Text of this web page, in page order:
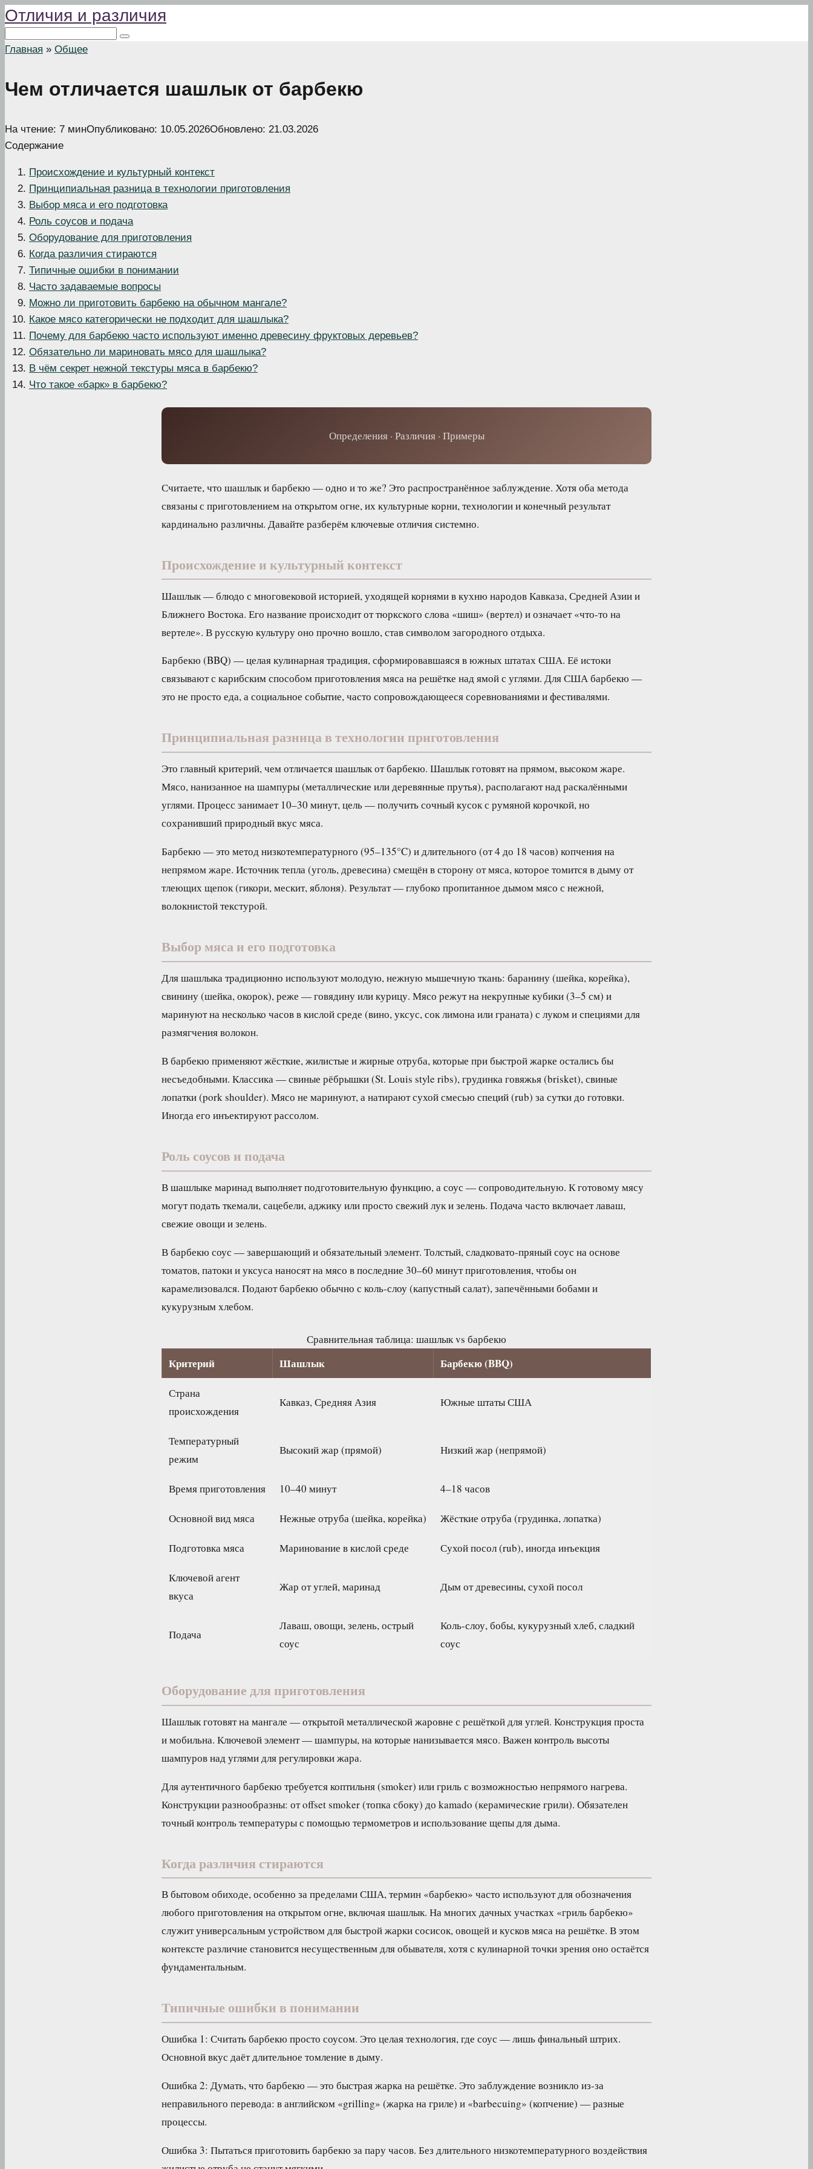
Перейти
к
контенту
Отличия и различия
Главная » Общее
Чем отличается шашлык от барбекю
На чтение: 7 минОпубликовано: 10.05.2026Обновлено: 21.03.2026
Содержание
Происхождение и культурный контекст
Принципиальная разница в технологии приготовления
Выбор мяса и его подготовка
Роль соусов и подача
Оборудование для приготовления
Когда различия стираются
Типичные ошибки в понимании
Часто задаваемые вопросы
Можно ли приготовить барбекю на обычном мангале?
Какое мясо категорически не подходит для шашлыка?
Почему для барбекю часто используют именно древесину фруктовых деревьев?
Обязательно ли мариновать мясо для шашлыка?
В чём секрет нежной текстуры мяса в барбекю?
Что такое «барк» в барбекю?
Определения · Различия · Примеры
Считаете, что шашлык и барбекю — одно и то же? Это распространённое заблуждение. Хотя оба метода
связаны с приготовлением на открытом огне, их культурные корни, технологии и конечный результат
кардинально различны. Давайте разберём ключевые отличия системно.
Происхождение и культурный контекст
Шашлык — блюдо с многовековой историей, уходящей корнями в кухню народов Кавказа, Средней Азии и
Ближнего Востока. Его название происходит от тюркского слова «шиш» (вертел) и означает «что-то на
вертеле». В русскую культуру оно прочно вошло, став символом загородного отдыха.
Барбекю (BBQ) — целая кулинарная традиция, сформировавшаяся в южных штатах США. Её истоки
связывают с карибским способом приготовления мяса на решётке над ямой с углями. Для США барбекю —
это не просто еда, а социальное событие, часто сопровождающееся соревнованиями и фестивалями.
Принципиальная разница в технологии приготовления
Это главный критерий, чем отличается шашлык от барбекю. Шашлык готовят на прямом, высоком жаре.
Мясо, нанизанное на шампуры (металлические или деревянные прутья), располагают над раскалёнными
углями. Процесс занимает 10–30 минут, цель — получить сочный кусок с румяной корочкой, но
сохранивший природный вкус мяса.
Барбекю — это метод низкотемпературного (95–135°C) и длительного (от 4 до 18 часов) копчения на
непрямом жаре. Источник тепла (уголь, древесина) смещён в сторону от мяса, которое томится в дыму от
тлеющих щепок (гикори, мескит, яблоня). Результат — глубоко пропитанное дымом мясо с нежной,
волокнистой текстурой.
Выбор мяса и его подготовка
Для шашлыка традиционно используют молодую, нежную мышечную ткань: баранину (шейка, корейка),
свинину (шейка, окорок), реже — говядину или курицу. Мясо режут на некрупные кубики (3–5 см) и
маринуют на несколько часов в кислой среде (вино, уксус, сок лимона или граната) с луком и специями для
размягчения волокон.
В барбекю применяют жёсткие, жилистые и жирные отруба, которые при быстрой жарке остались бы
несъедобными. Классика — свиные рёбрышки (St. Louis style ribs), грудинка говяжья (brisket), свиные
лопатки (pork shoulder). Мясо не маринуют, а натирают сухой смесью специй (rub) за сутки до готовки.
Иногда его инъектируют рассолом.
Роль соусов и подача
В шашлыке маринад выполняет подготовительную функцию, а соус — сопроводительную. К готовому мясу
могут подать ткемали, сацебели, аджику или просто свежий лук и зелень. Подача часто включает лаваш,
свежие овощи и зелень.
В барбекю соус — завершающий и обязательный элемент. Толстый, сладковато-пряный соус на основе
томатов, патоки и уксуса наносят на мясо в последние 30–60 минут приготовления, чтобы он
карамелизовался. Подают барбекю обычно с коль-слоу (капустный салат), запечёнными бобами и
кукурузным хлебом.
Сравнительная таблица: шашлык vs барбекю
Критерий Шашлык Барбекю (BBQ)
Страна
происхождения
Кавказ, Средняя Азия Южные штаты США
Температурный
режим
Высокий жар (прямой) Низкий жар (непрямой)
Время приготовления 10–40 минут 4–18 часов
Основной вид мяса Нежные отруба (шейка, корейка) Жёсткие отруба (грудинка, лопатка)
Подготовка мяса Маринование в кислой среде Сухой посол (rub), иногда инъекция
Ключевой агент
вкуса
Жар от углей, маринад Дым от древесины, сухой посол
Подача
Лаваш, овощи, зелень, острый
соус
Коль-слоу, бобы, кукурузный хлеб, сладкий
соус
Оборудование для приготовления
Шашлык готовят на мангале — открытой металлической жаровне с решёткой для углей. Конструкция проста
и мобильна. Ключевой элемент — шампуры, на которые нанизывается мясо. Важен контроль высоты
шампуров над углями для регулировки жара.
Для аутентичного барбекю требуется коптильня (smoker) или гриль с возможностью непрямого нагрева.
Конструкции разнообразны: от offset smoker (топка сбоку) до kamado (керамические грили). Обязателен
точный контроль температуры с помощью термометров и использование щепы для дыма.
Когда различия стираются
В бытовом обиходе, особенно за пределами США, термин «барбекю» часто используют для обозначения
любого приготовления на открытом огне, включая шашлык. На многих дачных участках «гриль барбекю»
служит универсальным устройством для быстрой жарки сосисок, овощей и кусков мяса на решётке. В этом
контексте различие становится несущественным для обывателя, хотя с кулинарной точки зрения оно остаётся
фундаментальным.
Типичные ошибки в понимании
Ошибка 1: Считать барбекю просто соусом. Это целая технология, где соус — лишь финальный штрих.
Основной вкус даёт длительное томление в дыму.
Ошибка 2: Думать, что барбекю — это быстрая жарка на решётке. Это заблуждение возникло из-за
неправильного перевода: в английском «grilling» (жарка на гриле) и «barbecuing» (копчение) — разные
процессы.
Ошибка 3: Пытаться приготовить барбекю за пару часов. Без длительного низкотемпературного воздействия